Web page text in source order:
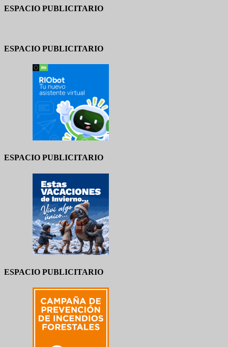
ESPACIO PUBLICITARIO
ESPACIO PUBLICITARIO
ESPACIO PUBLICITARIO
ESPACIO PUBLICITARIO